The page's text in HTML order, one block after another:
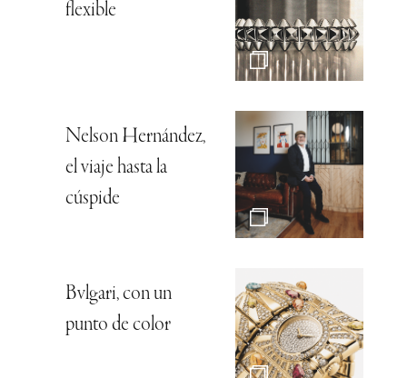
flexible
Nelson Hernández,
el viaje hasta la
cúspide
Bvlgari, con un
punto de color